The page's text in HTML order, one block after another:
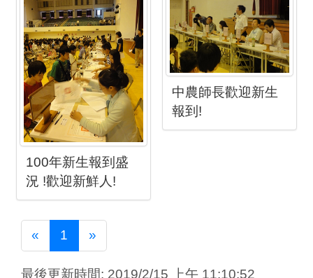
100年新生報到盛
況 !歡迎新鮮人!
中農師長歡迎新生
報到!
« Previous
1 »Next
最後更新時間: 2019/2/15 上午 11:10:52